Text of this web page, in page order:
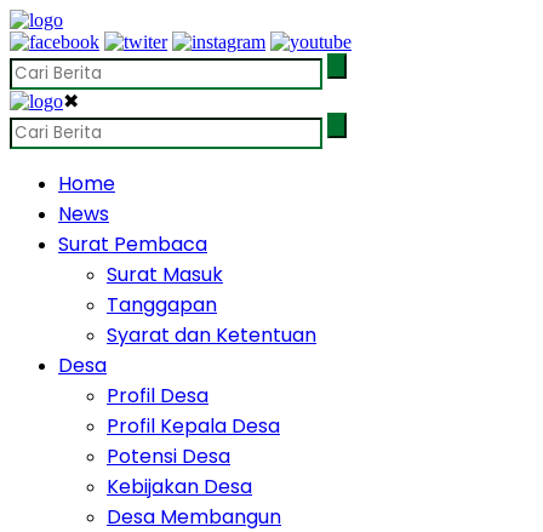
✖
Home
News
Surat Pembaca
Surat Masuk
Tanggapan
Syarat dan Ketentuan
Desa
Profil Desa
Profil Kepala Desa
Potensi Desa
Kebijakan Desa
Desa Membangun